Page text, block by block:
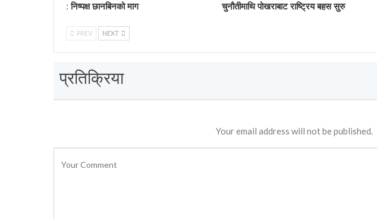
: निष्पक्ष छानबिनको माग
चुनौतीमाथि पोखराबाट राष्ट्रिय बहस सुरु
PREV NEXT
प्रतिक्रिया
Your email address will not be published.